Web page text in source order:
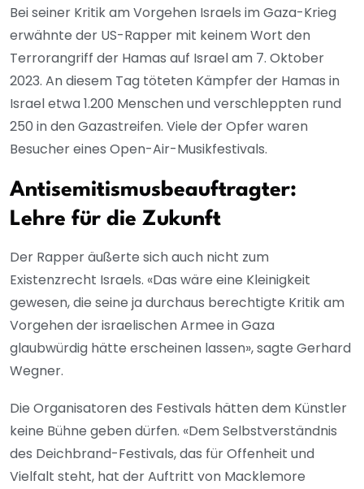
Bei seiner Kritik am Vorgehen Israels im Gaza-Krieg
erwähnte der US-Rapper mit keinem Wort den
Terrorangriff der Hamas auf Israel am 7. Oktober
2023. An diesem Tag töteten Kämpfer der Hamas in
Israel etwa 1.200 Menschen und verschleppten rund
250 in den Gazastreifen. Viele der Opfer waren
Besucher eines Open-Air-Musikfestivals.
Antisemitismusbeauftragter:
Lehre für die Zukunft
Der Rapper äußerte sich auch nicht zum
Existenzrecht Israels. «Das wäre eine Kleinigkeit
gewesen, die seine ja durchaus berechtigte Kritik am
Vorgehen der israelischen Armee in Gaza
glaubwürdig hätte erscheinen lassen», sagte Gerhard
Wegner.
Die Organisatoren des Festivals hätten dem Künstler
keine Bühne geben dürfen. «Dem Selbstverständnis
des Deichbrand-Festivals, das für Offenheit und
Vielfalt steht, hat der Auftritt von Macklemore